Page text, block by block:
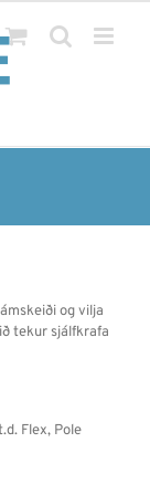
og vilja
tekur sjálfkrafa
Flex, Pole